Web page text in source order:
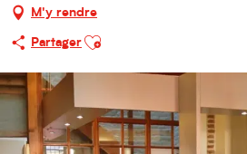
M'y rendre
Partager
Ajouter aux favoris